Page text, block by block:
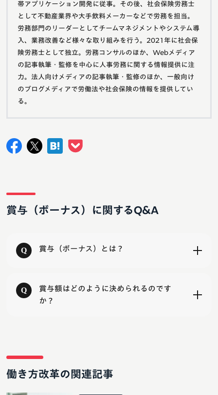
帯アプリケーション開発に従事。その後、社会保険労務士
として不動産業界や大手飲料メーカーなどで労務を担当。
労務部門のリーダーとしてチームマネジメントやシステム導
入、業務改善など様々な取り組みを行う。2021年に社会保
険労務士として独立。労務コンサルのほか、Webメディア
の記事執筆・監修を中心に人事労務に関する情報提供に注
力。法人向けメディアの記事執筆・監修のほか、一般向け
のブログメディアで労働法や社会保険の情報を提供してい
る。
賞与（ボーナス）に関するQ&A
賞与（ボーナス）とは？
賞与額はどのように決められるのです
か？
働き方改革の関連記事